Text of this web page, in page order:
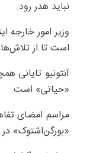
نباید هدر رود.
وزیر امور خارجه
است تا از
آنتونیو تایانی
«حیاتی» است.
«بورگن‌اشتوک»